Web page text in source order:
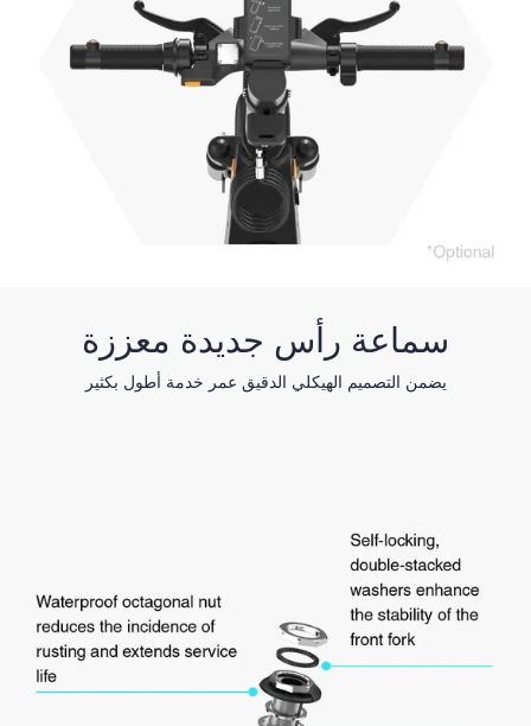
سماعة رأس جديدة معززة
يضمن التصميم الهيكلي الدقيق عمر خدمة أطول بكثير